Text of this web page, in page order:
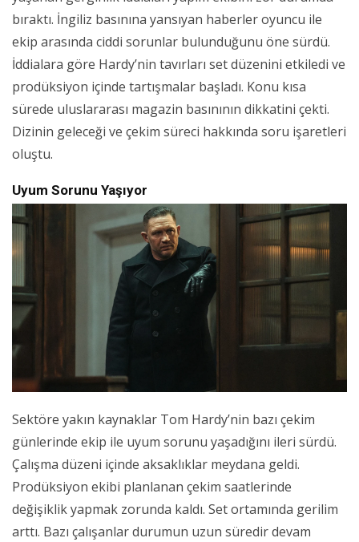
bıraktı. İngiliz basınına yansıyan haberler oyuncu ile
ekip arasında ciddi sorunlar bulunduğunu öne sürdü.
İddialara göre Hardy’nin tavırları set düzenini etkiledi ve
prodüksiyon içinde tartışmalar başladı. Konu kısa
sürede uluslararası magazin basınının dikkatini çekti.
Dizinin geleceği ve çekim süreci hakkında soru işaretleri
oluştu.
Uyum Sorunu Yaşıyor
Sektöre yakın kaynaklar Tom Hardy’nin bazı çekim
günlerinde ekip ile uyum sorunu yaşadığını ileri sürdü.
Çalışma düzeni içinde aksaklıklar meydana geldi.
Prodüksiyon ekibi planlanan çekim saatlerinde
değişiklik yapmak zorunda kaldı. Set ortamında gerilim
arttı. Bazı çalışanlar durumun uzun süredir devam